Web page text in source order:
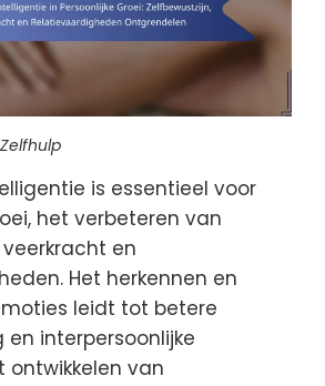
is essentieel voor
het verbeteren van
en
Het herkennen en
leidt tot betere
interpersoonlijke
ontwikkelen van